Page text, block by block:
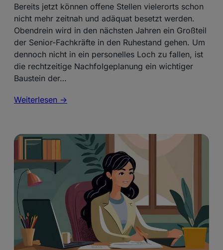
Bereits jetzt können offene Stellen vielerorts schon
nicht mehr zeitnah und adäquat besetzt werden.
Obendrein wird in den nächsten Jahren ein Großteil
der Senior-Fachkräfte in den Ruhestand gehen. Um
dennoch nicht in ein personelles Loch zu fallen, ist
die rechtzeitige Nachfolgeplanung ein wichtiger
Baustein der…
Weiterlesen ->